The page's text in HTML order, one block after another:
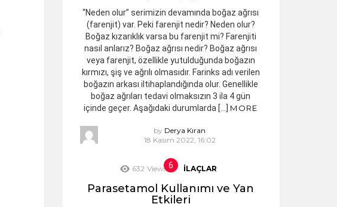
“Neden olur” serimizin devamında boğaz ağrısı
(farenjit) var. Peki farenjit nedir? Neden olur?
Boğaz kızarıklık varsa bu farenjit mi? Farenjiti
nasıl anlarız? Boğaz ağrısı nedir? Boğaz ağrısı
veya farenjit, özellikle yutulduğunda boğazın
kırmızı, şiş ve ağrılı olmasıdır. Farinks adı verilen
boğazın arkası iltihaplandığında olur. Genellikle
boğaz ağrıları tedavi olmaksızın 3 ila 4 gün
içinde geçer. Aşağıdaki durumlarda […] MORE
by Derya Kıran
18 Kasım 2022, 16:02
632 Views İLAÇLAR
Parasetamol Kullanımı ve Yan
Etkileri